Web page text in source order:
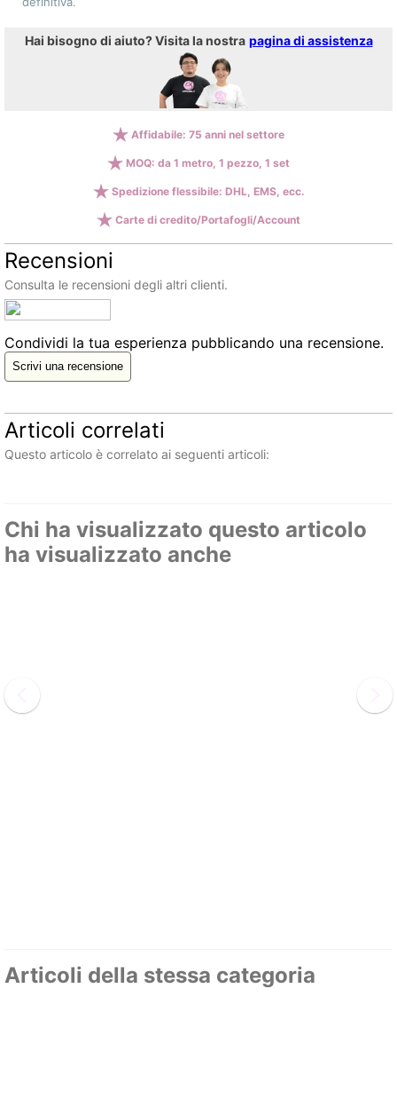
Hai bisogno di aiuto? Visita la nostra pagina di assistenza
Affidabile: 75 anni nel settore
MOQ: da 1 metro, 1 pezzo, 1 set
Spedizione flessibile: DHL, EMS, ecc.
Carte di credito/Portafogli/Account
Recensioni
Consulta le recensioni degli altri clienti.
Condividi la tua esperienza pubblicando una recensione.
Scrivi una recensione
Articoli correlati
Questo articolo è correlato ai seguenti articoli:
Chi ha visualizzato questo articolo
ha visualizzato anche
Articoli della stessa categoria